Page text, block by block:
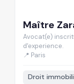
Maître
Avocat(e)
d'experience.
📍 Paris
Droit